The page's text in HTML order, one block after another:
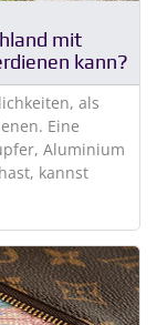
mit
kann?
als
Eine
Aluminium
kannst